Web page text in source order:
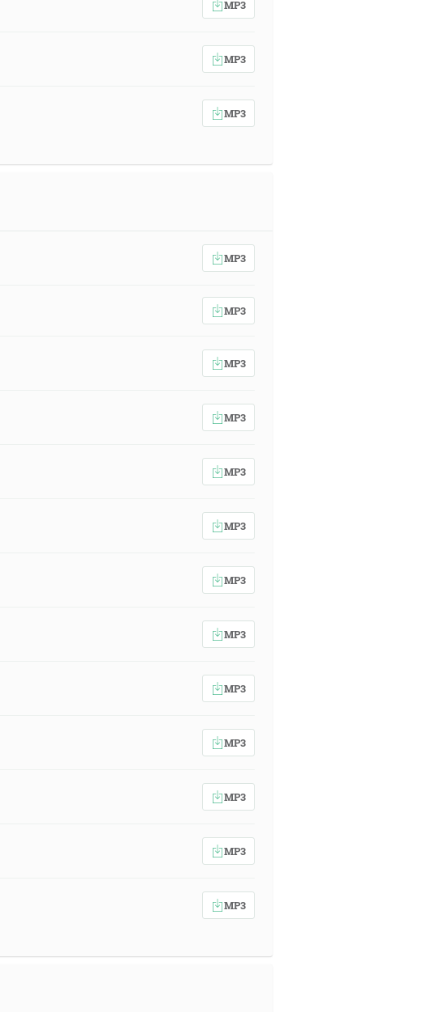
MP3
MP3
MP3
MP3
MP3
MP3
MP3
MP3
MP3
MP3
MP3
MP3
MP3
MP3
MP3
MP3